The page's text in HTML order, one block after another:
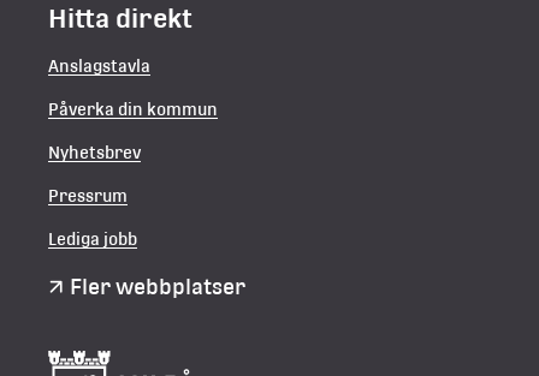
Hitta direkt
Anslagstavla
Påverka din kommun
Nyhetsbrev
Pressrum
Lediga jobb
Fler webbplatser